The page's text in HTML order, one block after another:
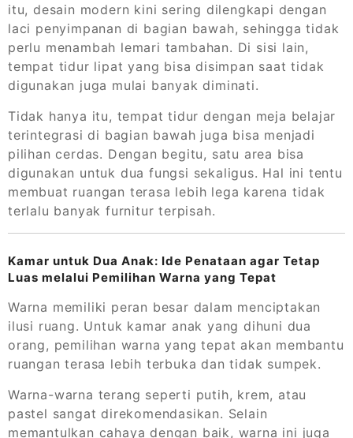
itu, desain modern kini sering dilengkapi dengan
laci penyimpanan di bagian bawah, sehingga tidak
perlu menambah lemari tambahan. Di sisi lain,
tempat tidur lipat yang bisa disimpan saat tidak
digunakan juga mulai banyak diminati.
Tidak hanya itu, tempat tidur dengan meja belajar
terintegrasi di bagian bawah juga bisa menjadi
pilihan cerdas. Dengan begitu, satu area bisa
digunakan untuk dua fungsi sekaligus. Hal ini tentu
membuat ruangan terasa lebih lega karena tidak
terlalu banyak furnitur terpisah.
Kamar untuk Dua Anak: Ide Penataan agar Tetap
Luas melalui Pemilihan Warna yang Tepat
Warna memiliki peran besar dalam menciptakan
ilusi ruang. Untuk kamar anak yang dihuni dua
orang, pemilihan warna yang tepat akan membantu
ruangan terasa lebih terbuka dan tidak sumpek.
Warna-warna terang seperti putih, krem, atau
pastel sangat direkomendasikan. Selain
memantulkan cahaya dengan baik, warna ini juga